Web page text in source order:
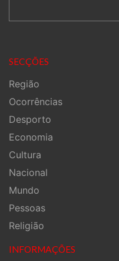
SECÇÕES
Região
Ocorrências
Desporto
Economia
Cultura
Nacional
Mundo
Pessoas
Religião
INFORMAÇÕES